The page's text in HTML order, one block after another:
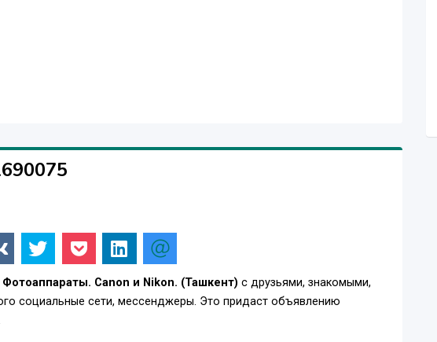
Canon и Nikon. (Ташкент) с друзьями, знакомыми,
социальные сети, мессенджеры. Это придаст объявлению